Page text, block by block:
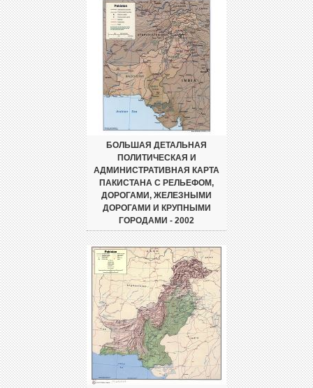
БОЛЬШАЯ ДЕТАЛЬНАЯ
ПОЛИТИЧЕСКАЯ И
АДМИНИСТРАТИВНАЯ КАРТА
ПАКИСТАНА С РЕЛЬЕФОМ,
ДОРОГАМИ, ЖЕЛЕЗНЫМИ
ДОРОГАМИ И КРУПНЫМИ
ГОРОДАМИ - 2002